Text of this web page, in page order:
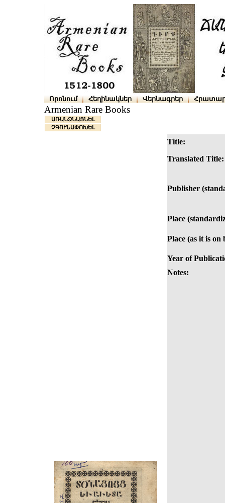
Որոնում Հեղինակներ Վերնագրեր
Armenian Rare Books
ԱՌԱՆՁՆԱՑՆԵԼ
ՉԳՈՒՆԱՓՈԽԵԼ
Title:
Translated Title:
Publisher
Place
Place (as it is on
Year of
Notes: